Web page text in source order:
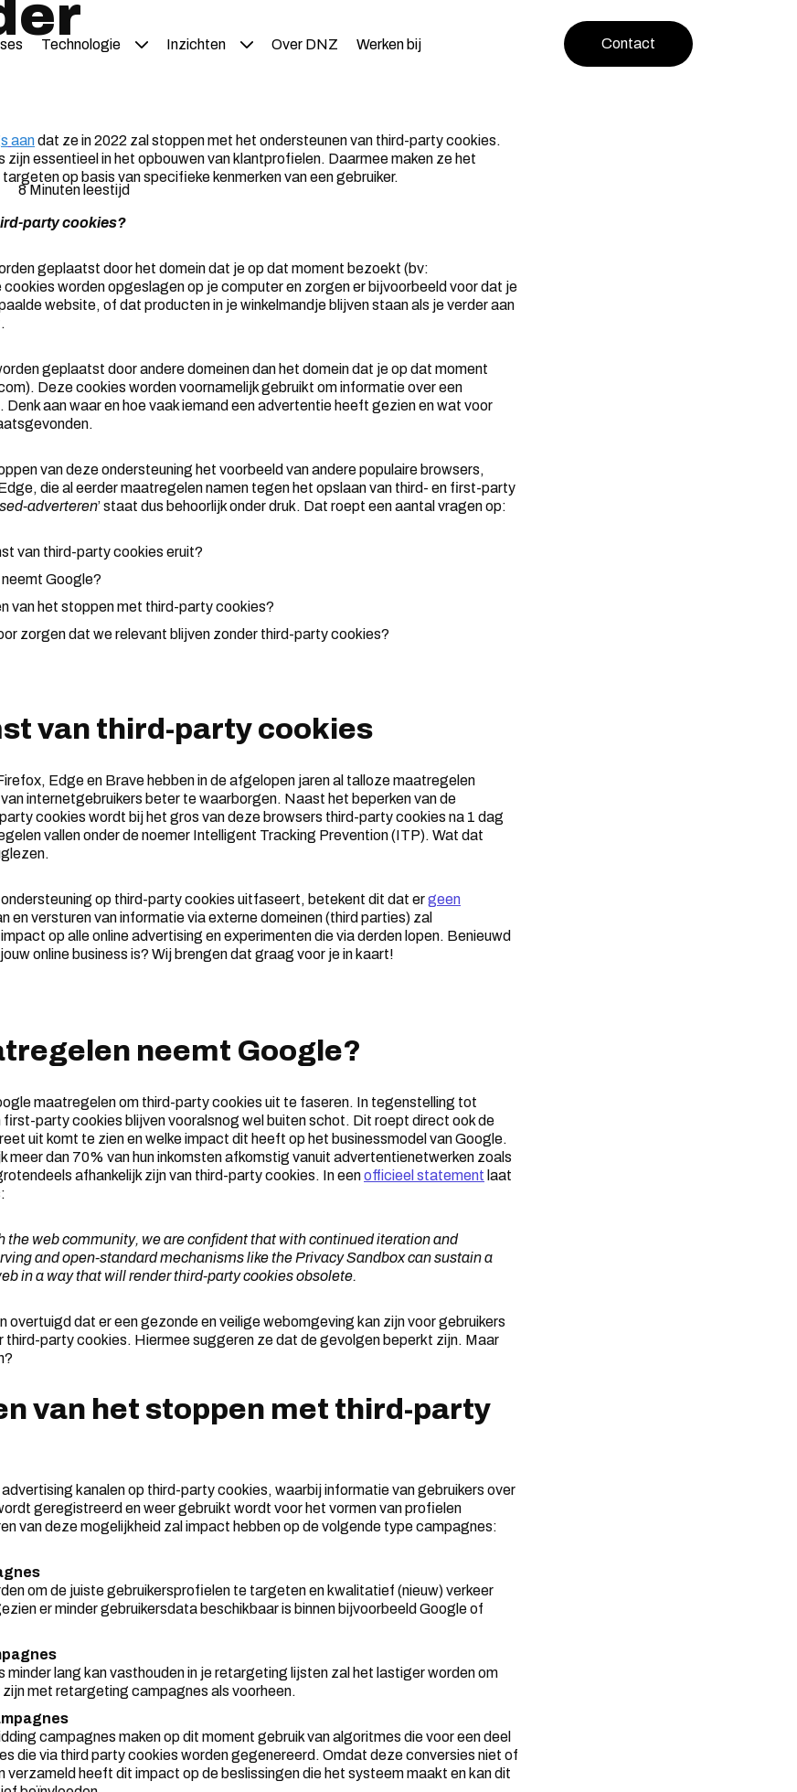
Technologie Inzichten Over DNZ Werken bij Contact
8 Minuten leestijd
aandat ze in 2022 zal stoppen met het ondersteunen van third-party cookies.
essentieel in het opbouwen van klantprofielen. Daarmee maken ze het
op basis van specifieke kenmerken van een gebruiker.
party cookies?
geplaatst door het domein dat je op dat moment bezoekt (bv:
worden opgeslagen op je computer en zorgen er bijvoorbeeld voor dat je
website, of dat producten in je winkelmandje blijven staan als je verder aan
geplaatst door andere domeinen dan het domein dat je op dat moment
Deze cookies worden voornamelijk gebruikt om informatie over een
Denk aan waar en hoe vaak iemand een advertentie heeft gezien en wat voor
van deze ondersteuning het voorbeeld van andere populaire browsers,
die al eerder maatregelen namen tegen het opslaan van third- en first-party
adverteren’ staat dus behoorlijk onder druk. Dat roept een aantal vragen op:
van third-party cookies eruit?
Google?
van het stoppen met third-party cookies?
zorgen dat we relevant blijven zonder third-party cookies?
van third-party cookies
Edge en Brave hebben in de afgelopen jaren al talloze maatregelen
internetgebruikers beter te waarborgen. Naast het beperken van de
cookies wordt bij het gros van deze browsers third-party cookies na 1 dag
vallen onder de noemer Intelligent Tracking Prevention (ITP). Wat dat
ondersteuning op third-party cookies uitfaseert, betekent dit dat ergeen
en versturen van informatie via externe domeinen (third parties) zal
op alle online advertising en experimenten die via derden lopen. Benieuwd
online business is? Wij brengen dat graag voor je in kaart!
neemt Google?
maatregelen om third-party cookies uit te faseren. In tegenstelling tot
first-party cookies blijven vooralsnog wel buiten schot. Dit roept direct ook de
uit komt te zien en welke impact dit heeft op het businessmodel van Google.
meer dan 70% van hun inkomsten afkomstig vanuit advertentienetwerken zoals
afhankelijk zijn van third-party cookies. In eenofficieel statement laat
the web community, we are confident that with continued iteration and
and open-standard mechanisms like the Privacy Sandbox can sustain a
in a way that will render third-party cookies obsolete.
overtuigd dat er een gezonde en veilige webomgeving kan zijn voor gebruikers
third-party cookies. Hiermee suggeren ze dat de gevolgen beperkt zijn. Maar
van het stoppen met third-party
kanalen op third-party cookies, waarbij informatie van gebruikers over
geregistreerd en weer gebruikt wordt voor het vormen van profielen
van deze mogelijkheid zal impact hebben op de volgende type campagnes:
om de juiste gebruikersprofielen te targeten en kwalitatief (nieuw) verkeer
er minder gebruikersdata beschikbaar is binnen bijvoorbeeld Google of
minder lang kan vasthouden in je retargeting lijsten zal het lastiger worden om
met retargeting campagnes als voorheen.
campagnes maken op dit moment gebruik van algoritmes die voor een deel
die via third party cookies worden gegenereerd. Omdat deze conversies niet of
verzameld heeft dit impact op de beslissingen die het systeem maakt en kan dit